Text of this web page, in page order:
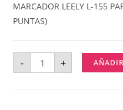
MARCADOR LEELY L-155
PUNTAS)
- +